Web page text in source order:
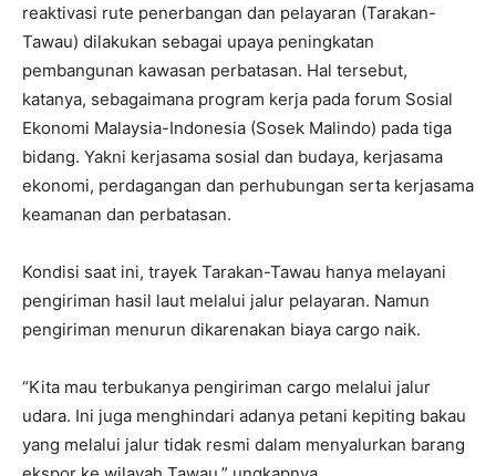
reaktivasi rute penerbangan dan pelayaran (Tarakan-
Tawau) dilakukan sebagai upaya peningkatan
pembangunan kawasan perbatasan. Hal tersebut,
katanya, sebagaimana program kerja pada forum Sosial
Ekonomi Malaysia-Indonesia (Sosek Malindo) pada tiga
bidang. Yakni kerjasama sosial dan budaya, kerjasama
ekonomi, perdagangan dan perhubungan serta kerjasama
keamanan dan perbatasan.
Kondisi saat ini, trayek Tarakan-Tawau hanya melayani
pengiriman hasil laut melalui jalur pelayaran. Namun
pengiriman menurun dikarenakan biaya cargo naik.
“Kita mau terbukanya pengiriman cargo melalui jalur
udara. Ini juga menghindari adanya petani kepiting bakau
yang melalui jalur tidak resmi dalam menyalurkan barang